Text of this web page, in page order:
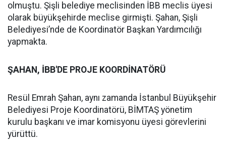
olmuştu. Şişli belediye meclisinden İBB meclis üyesi
olarak büyükşehirde meclise girmişti. Şahan, Şişli
Belediyesi’nde de Koordinatör Başkan Yardımcılığı
yapmakta.
ŞAHAN, İBB'DE PROJE KOORDİNATÖRÜ
Resül Emrah Şahan, aynı zamanda İstanbul Büyükşehir
Belediyesi Proje Koordinatörü, BİMTAŞ yönetim
kurulu başkanı ve imar komisyonu üyesi görevlerini
yürüttü.